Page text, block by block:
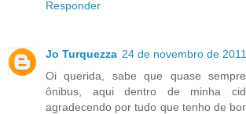
Responder
Jo Turquezza 24 de novembro de
Oi querida, sabe que quase
ônibus, aqui dentro de minha
agradecendo por tudo que tenho de